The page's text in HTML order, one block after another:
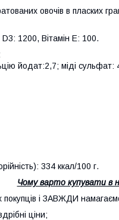
овочів в пласких
D3: 1200, Вітамін Е: 100.
йодат:2,7; міді
334 ккал/100 г.
Чому варто купувати в
і ЗАВЖДИ
ціни;